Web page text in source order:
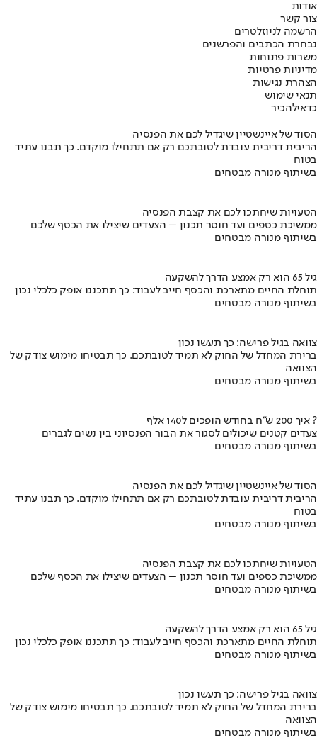
אודות
צור קשר
הרשמה לניוזלטרים
נבחרת הכתבים והפרשנים
משרות פתוחות
מדיניות פרטיות
הצהרת נגישות
תנאי שימוש
כדאילהכיר
הסוד של איינשטיין שיגדיל לכם את הפנסיה
הריבית דריבית עובדת לטובתכם רק אם תתחילו מוקדם. כך תבנו עתיד
בטוח
בשיתוף מנורה מבטחים
הטעויות שיחתכו לכם את קצבת הפנסיה
ממשיכת כספים ועד חוסר תכנון – הצעדים שיצילו את הכסף שלכם
בשיתוף מנורה מבטחים
גיל 65 הוא רק אמצע הדרך להשקעה
תוחלת החיים מתארכת והכסף חייב לעבוד: כך תתכננו אופק כלכלי נכון
בשיתוף מנורה מבטחים
צוואה בגיל פרישה: כך תעשו נכון
ברירת המחדל של החוק לא תמיד לטובתכם. כך תבטיחו מימוש צודק של
הצוואה
בשיתוף מנורה מבטחים
איך 200 ש"ח בחודש הופכים ל140 אלף ?
צעדים קטנים שיכולים לסגור את הבור הפנסיוני בין נשים לגברים
בשיתוף מנורה מבטחים
הסוד של איינשטיין שיגדיל לכם את הפנסיה
הריבית דריבית עובדת לטובתכם רק אם תתחילו מוקדם. כך תבנו עתיד
בטוח
בשיתוף מנורה מבטחים
הטעויות שיחתכו לכם את קצבת הפנסיה
ממשיכת כספים ועד חוסר תכנון – הצעדים שיצילו את הכסף שלכם
בשיתוף מנורה מבטחים
גיל 65 הוא רק אמצע הדרך להשקעה
תוחלת החיים מתארכת והכסף חייב לעבוד: כך תתכננו אופק כלכלי נכון
בשיתוף מנורה מבטחים
צוואה בגיל פרישה: כך תעשו נכון
ברירת המחדל של החוק לא תמיד לטובתכם. כך תבטיחו מימוש צודק של
הצוואה
בשיתוף מנורה מבטחים